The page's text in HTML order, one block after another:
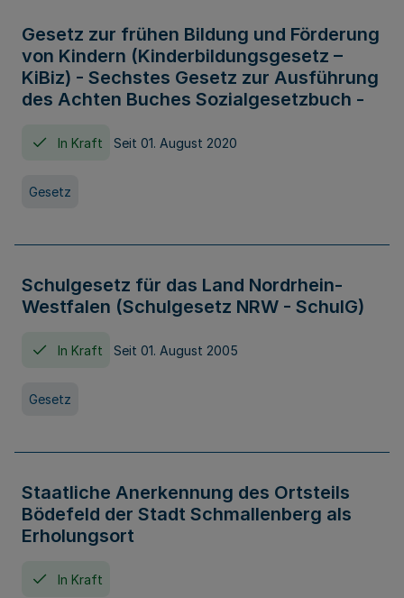
Gesetz zur frühen Bildung und Förderung
von Kindern (Kinderbildungsgesetz –
KiBiz) - Sechstes Gesetz zur Ausführung
des Achten Buches Sozialgesetzbuch -
In Kraft Seit 01. August 2020
Gesetz
Schulgesetz für das Land Nordrhein-
Westfalen (Schulgesetz NRW - SchulG)
In Kraft Seit 01. August 2005
Gesetz
Staatliche Anerkennung des Ortsteils
Bödefeld der Stadt Schmallenberg als
Erholungsort
In Kraft